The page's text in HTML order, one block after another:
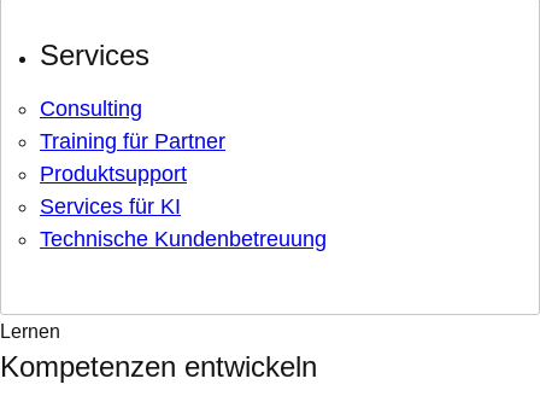
Services
Consulting
Training für Partner
Produktsupport
Services für KI
Technische Kundenbetreuung
Lernen
Kompetenzen entwickeln